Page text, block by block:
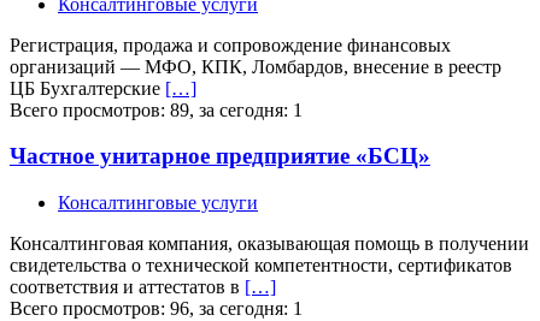
Регистрация, продажа и сопровождение финансовых
организаций — МФО, КПК, Ломбардов, внесение в реестр
ЦБ Бухгалтерские […]
Всего просмотров: 89, за сегодня: 1
Частное унитарное предприятие «БСЦ»
Консалтинговые услуги
Консалтинговая компания, оказывающая помощь в получении
свидетельства о технической компетентности, сертификатов
соответствия и аттестатов в […]
Всего просмотров: 96, за сегодня: 1